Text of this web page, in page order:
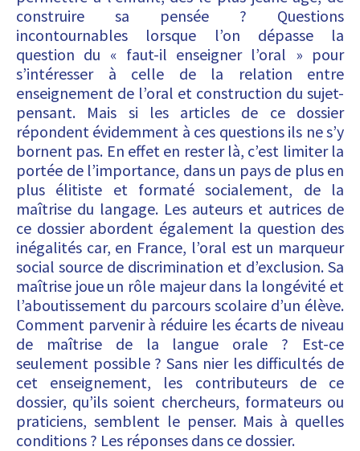
construire sa pensée ? Questions
incontournables lorsque l’on dépasse la
question du « faut-il enseigner l’oral » pour
s’intéresser à celle de la relation entre
enseignement de l’oral et construction du sujet-
pensant. Mais si les articles de ce dossier
répondent évidemment à ces questions ils ne s’y
bornent pas. En effet en rester là, c’est limiter la
portée de l’importance, dans un pays de plus en
plus élitiste et formaté socialement, de la
maîtrise du langage. Les auteurs et autrices de
ce dossier abordent également la question des
inégalités car, en France, l’oral est un marqueur
social source de discrimination et d’exclusion. Sa
maîtrise joue un rôle majeur dans la longévité et
l’aboutissement du parcours scolaire d’un élève.
Comment parvenir à réduire les écarts de niveau
de maîtrise de la langue orale ? Est-ce
seulement possible ? Sans nier les difficultés de
cet enseignement, les contributeurs de ce
dossier, qu’ils soient chercheurs, formateurs ou
praticiens, semblent le penser. Mais à quelles
conditions ? Les réponses dans ce dossier.